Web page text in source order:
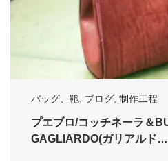
バッグ、鞄, ブログ, 制作工程
プエブロ/コッチネーラ＆
GAGLIARDO(ガリアルド…